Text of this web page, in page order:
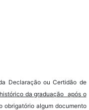
Declaração ou Certidão de
da graduação após o
obrigatório algum documento